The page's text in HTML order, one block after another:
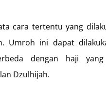
cara tertentu yang
Umroh ini dapat
dengan haji
Dzulhijah.